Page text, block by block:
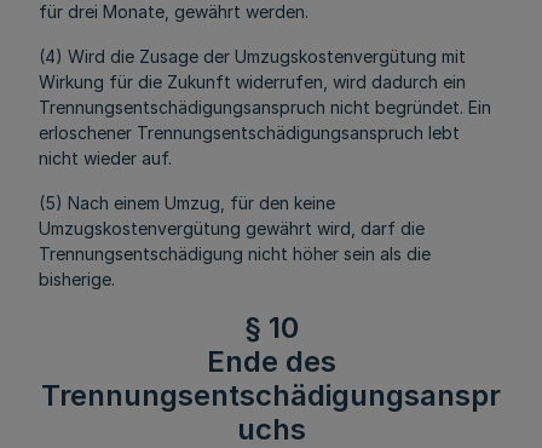
für drei Monate, gewährt werden.
(4) Wird die Zusage der Umzugskostenvergütung mit
Wirkung für die Zukunft widerrufen, wird dadurch ein
Trennungsentschädigungsanspruch nicht begründet. Ein
erloschener Trennungsentschädigungsanspruch lebt
nicht wieder auf.
(5) Nach einem Umzug, für den keine
Umzugskostenvergütung gewährt wird, darf die
Trennungsentschädigung nicht höher sein als die
bisherige.
§ 10
Ende des
Trennungsentschädigungsanspr
uchs